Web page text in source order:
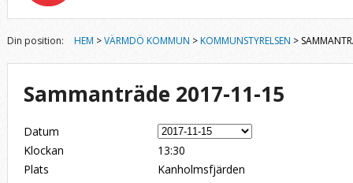
Din position: HEM >VÄRMDÖ KOMMUN >KOMMUNSTYRELSEN >
Sammanträde 2017-11-15
Datum
Klockan
13:30
Plats
Kanholmsfjärden